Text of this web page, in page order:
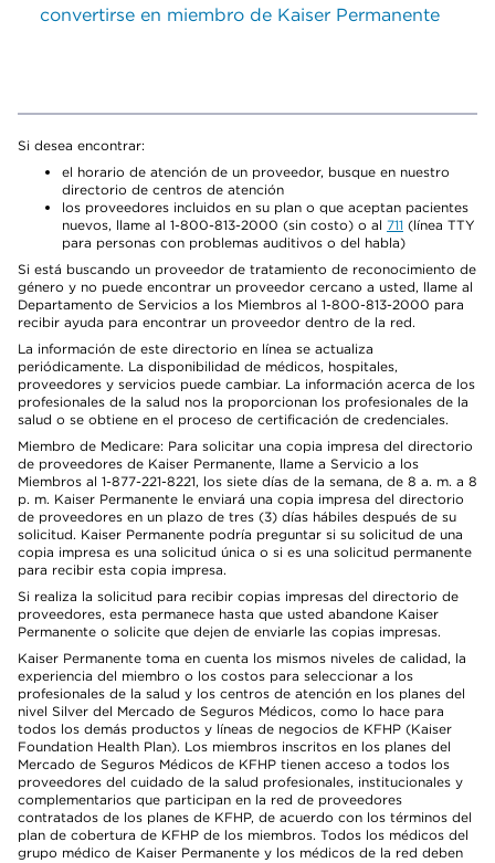
convertirse en miembro de Kaiser Permanente
Si desea encontrar:
el horario de atención de un proveedor, busque en nuestro
directorio de centros de atención
los proveedores incluidos en su plan o que aceptan pacientes
nuevos, llame al 1-800-813-2000 (sin costo) o al 711 (línea TTY
para personas con problemas auditivos o del habla)
Si está buscando un proveedor de tratamiento de reconocimiento de
género y no puede encontrar un proveedor cercano a usted, llame al
Departamento de Servicios a los Miembros al 1-800-813-2000 para
recibir ayuda para encontrar un proveedor dentro de la red.
La información de este directorio en línea se actualiza
periódicamente. La disponibilidad de médicos, hospitales,
proveedores y servicios puede cambiar. La información acerca de los
profesionales de la salud nos la proporcionan los profesionales de la
salud o se obtiene en el proceso de certificación de credenciales.
Miembro de Medicare: Para solicitar una copia impresa del directorio
de proveedores de Kaiser Permanente, llame a Servicio a los
Miembros al 1-877-221-8221, los siete días de la semana, de 8 a. m. a 8
p. m. Kaiser Permanente le enviará una copia impresa del directorio
de proveedores en un plazo de tres (3) días hábiles después de su
solicitud. Kaiser Permanente podría preguntar si su solicitud de una
copia impresa es una solicitud única o si es una solicitud permanente
para recibir esta copia impresa.
Si realiza la solicitud para recibir copias impresas del directorio de
proveedores, esta permanece hasta que usted abandone Kaiser
Permanente o solicite que dejen de enviarle las copias impresas.
Kaiser Permanente toma en cuenta los mismos niveles de calidad, la
experiencia del miembro o los costos para seleccionar a los
profesionales de la salud y los centros de atención en los planes del
nivel Silver del Mercado de Seguros Médicos, como lo hace para
todos los demás productos y líneas de negocios de KFHP (Kaiser
Foundation Health Plan). Los miembros inscritos en los planes del
Mercado de Seguros Médicos de KFHP tienen acceso a todos los
proveedores del cuidado de la salud profesionales, institucionales y
complementarios que participan en la red de proveedores
contratados de los planes de KFHP, de acuerdo con los términos del
plan de cobertura de KFHP de los miembros. Todos los médicos del
grupo médico de Kaiser Permanente y los médicos de la red deben